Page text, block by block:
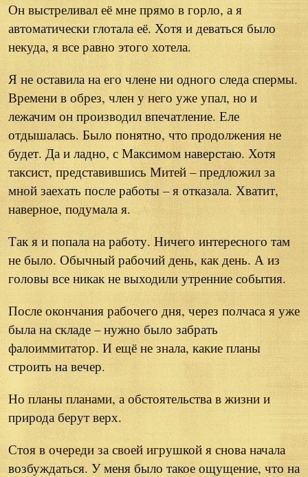
Он выстреливал её мне прямо в горло, а я
автоматически глотала её. Хотя и деваться было
некуда, я все равно этого хотела.
Я не оставила на его члене ни одного следа спермы.
Времени в обрез, член у него уже упал, но и
лежачим он производил впечатление. Еле
отдышалась. Было понятно, что продолжения не
будет. Да и ладно, с Максимом наверстаю. Хотя
таксист, представившись Митей – предложил за
мной заехать после работы – я отказала. Хватит,
наверное, подумала я.
Так я и попала на работу. Ничего интересного там
не было. Обычный рабочий день, как день. А из
головы все никак не выходили утренние события.
После окончания рабочего дня, через полчаса я уже
была на складе – нужно было забрать
фалоиммитатор. И ещё не знала, какие планы
строить на вечер.
Но планы планами, а обстоятельства в жизни и
природа берут верх.
Стоя в очереди за своей игрушкой я снова начала
возбуждаться. У меня было такое ощущение, что на